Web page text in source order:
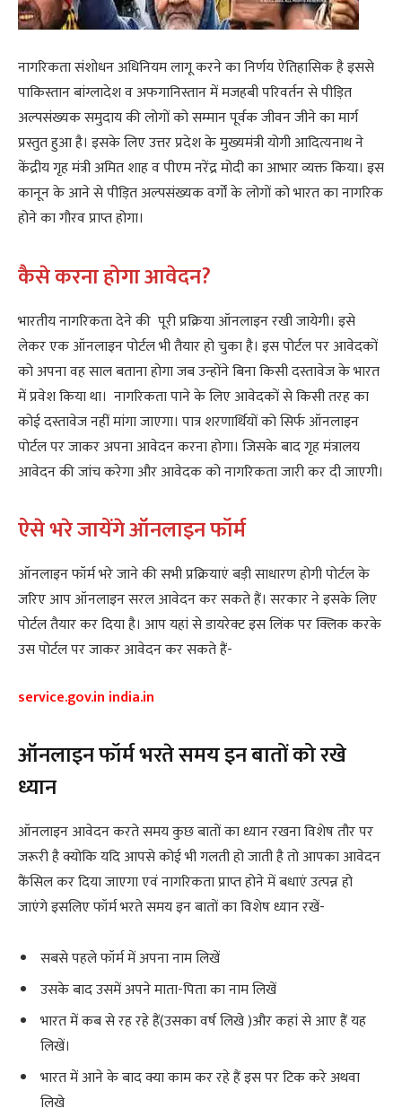
नागरिकता संशोधन अधिनियम लागू करने का निर्णय ऐतिहासिक है इससे
पाकिस्तान बांग्लादेश व अफगानिस्तान में मजहबी परिवर्तन से पीड़ित
अल्पसंख्यक समुदाय की लोगों को सम्मान पूर्वक जीवन जीने का मार्ग
प्रस्तुत हुआ है। इसके लिए उत्तर प्रदेश के मुख्यमंत्री योगी आदित्यनाथ ने
केंद्रीय गृह मंत्री अमित शाह व पीएम नरेंद्र मोदी का आभार व्यक्त किया। इस
कानून के आने से पीड़ित अल्पसंख्यक वर्गों के लोगों को भारत का नागरिक
होने का गौरव प्राप्त होगा।
कैसे करना होगा आवेदन?
भारतीय नागरिकता देने की पूरी प्रक्रिया ऑनलाइन रखी जायेगी। इसे
लेकर एक ऑनलाइन पोर्टल भी तैयार हो चुका है। इस पोर्टल पर आवेदकों
को अपना वह साल बताना होगा जब उन्होंने बिना किसी दस्तावेज के भारत
में प्रवेश किया था। नागरिकता पाने के लिए आवेदकों से किसी तरह का
कोई दस्तावेज नहीं मांगा जाएगा। पात्र शरणार्थियों को सिर्फ ऑनलाइन
पोर्टल पर जाकर अपना आवेदन करना होगा। जिसके बाद गृह मंत्रालय
आवेदन की जांच करेगा और आवेदक को नागरिकता जारी कर दी जाएगी।
ऐसे भरे जायेंगे ऑनलाइन फॉर्म
ऑनलाइन फॉर्म भरे जाने की सभी प्रक्रियाएं बड़ी साधारण होगी पोर्टल के
जरिए आप ऑनलाइन सरल आवेदन कर सकते हैं। सरकार ने इसके लिए
पोर्टल तैयार कर दिया है। आप यहां से डायरेक्ट इस लिंक पर क्लिक करके
उस पोर्टल पर जाकर आवेदन कर सकते हैं-
service.gov.in india.in
ऑनलाइन फॉर्म भरते समय इन बातों को रखे
ध्यान
ऑनलाइन आवेदन करते समय कुछ बातों का ध्यान रखना विशेष तौर पर
जरूरी है क्योकि यदि आपसे कोई भी गलती हो जाती है तो आपका आवेदन
कैंसिल कर दिया जाएगा एवं नागरिकता प्राप्त होने में बधाएं उत्पन्न हो
जाएंगे इसलिए फॉर्म भरते समय इन बातों का विशेष ध्यान रखें-
सबसे पहले फॉर्म में अपना नाम लिखें
उसके बाद उसमें अपने माता-पिता का नाम लिखें
भारत में कब से रह रहे हैं(उसका वर्ष लिखे )और कहां से आए हैं यह
लिखें।
भारत में आने के बाद क्या काम कर रहे हैं इस पर टिक करे अथवा
लिखे